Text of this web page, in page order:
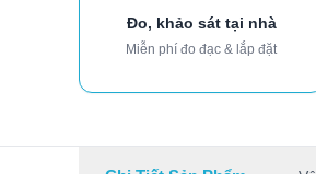
Đo, khảo sát tại nhà
Miễn phí đo đạc & lắp đặt